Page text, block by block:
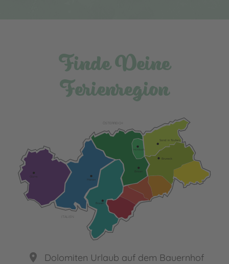
Finde Deine
Ferienregion
ÖSTERREICH
Bruneck
Sand in Taufers
Brixen
Mühlbach
Bozen
Meran
place Dolomiten Urlaub auf dem Bauernhof